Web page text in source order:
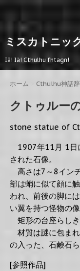
ミスカトニッ
Iä! Iä! Cthulhu fhtagn!
ホーム Cthulhu神話
クトゥルー
stone statue of
1907年11月 1日
された石像。
高さは7～8イン
部は蛸に似て顔に
われ、前後の脚に
い翼を持つ怪物の像
矩形の台座らしき
材質は謎に包ま
の入った、石鹸石
[参照作品]